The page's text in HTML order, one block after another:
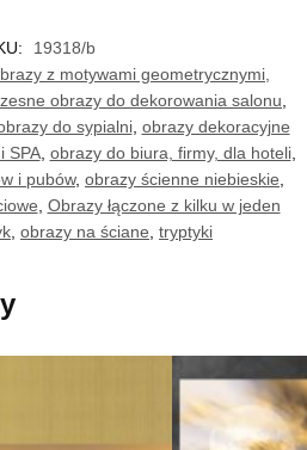
19318/b
z motywami geometrycznymi,
obrazy do dekorowania salonu
do sypialni, obrazy dekoracyjne
SPA, obrazy do biura, firmy, dla hoteli,
i pubów, obrazy ścienne niebieskie
Obrazy łączone z kilku w jeden
obrazy na ściane tryptyki